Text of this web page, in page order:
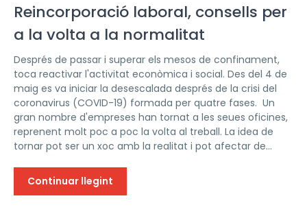
Reincorporació laboral, consells per
a la volta a la normalitat
Després de passar i superar els mesos de confinament,
toca reactivar l'activitat econòmica i social. Des del 4 de
maig es va iniciar la desescalada després de la crisi del
coronavirus (COVID-19) formada per quatre fases. Un
gran nombre d'empreses han tornat a les seues oficines,
reprenent molt poc a poc la volta al treball. La idea de
tornar pot ser un xoc amb la realitat i pot afectar de...
Continuar llegint